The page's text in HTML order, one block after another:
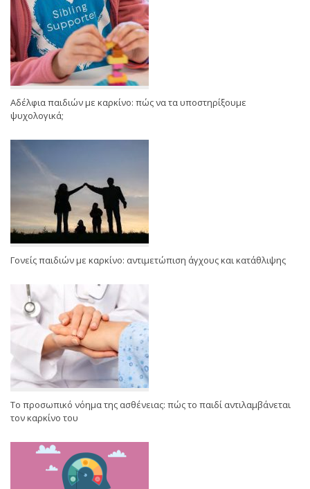
Αδέλφια παιδιών με καρκίνο: πώς να τα υποστηρίξουμε
ψυχολογικά;
Γονείς παιδιών με καρκίνο: αντιμετώπιση άγχους και κατάθλιψης
Το προσωπικό νόημα της ασθένειας: πώς το παιδί αντιλαμβάνεται
τον καρκίνο του